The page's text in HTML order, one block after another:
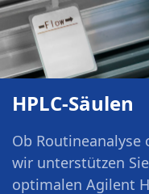
HPLC-Säulen
Ob Routineanalyse
wir unterstützen
optimalen Agilent